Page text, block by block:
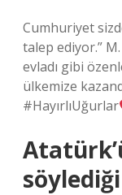
Cumhuriyet
talep ediyor.”
evladı gibi
ülkemize
#HayırlıUğurlar